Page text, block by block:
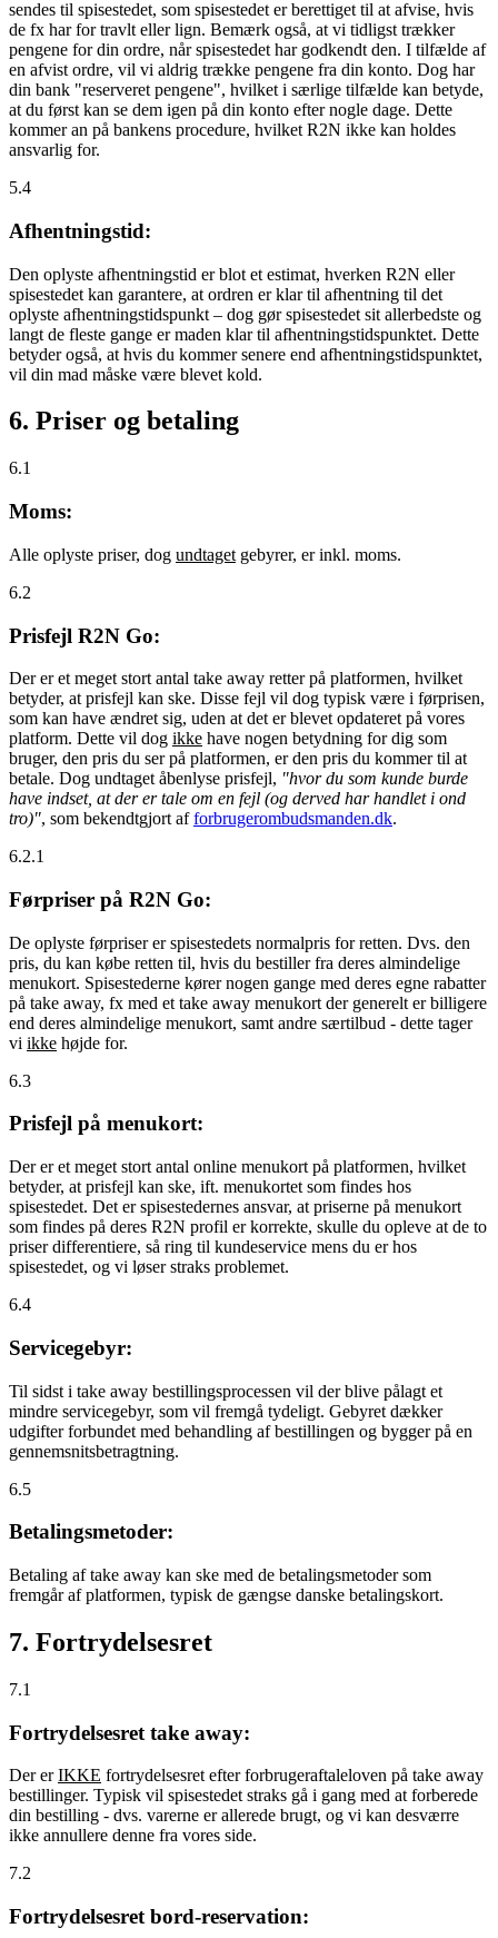
sendes til spisestedet, som spisestedet er berettiget til at afvise, hvis
de fx har for travlt eller lign. Bemærk også, at vi tidligst trækker
pengene for din ordre, når spisestedet har godkendt den. I tilfælde af
en afvist ordre, vil vi aldrig trække pengene fra din konto. Dog har
din bank "reserveret pengene", hvilket i særlige tilfælde kan betyde,
at du først kan se dem igen på din konto efter nogle dage. Dette
kommer an på bankens procedure, hvilket R2N ikke kan holdes
ansvarlig for.
5.4
Afhentningstid:
Den oplyste afhentningstid er blot et estimat, hverken R2N eller
spisestedet kan garantere, at ordren er klar til afhentning til det
oplyste afhentningstidspunkt – dog gør spisestedet sit allerbedste og
langt de fleste gange er maden klar til afhentningstidspunktet. Dette
betyder også, at hvis du kommer senere end afhentningstidspunktet,
vil din mad måske være blevet kold.
6. Priser og betaling
6.1
Moms:
Alle oplyste priser, dog undtaget gebyrer, er inkl. moms.
6.2
Prisfejl R2N Go:
Der er et meget stort antal take away retter på platformen, hvilket
betyder, at prisfejl kan ske. Disse fejl vil dog typisk være i førprisen,
som kan have ændret sig, uden at det er blevet opdateret på vores
platform. Dette vil dog ikke have nogen betydning for dig som
bruger, den pris du ser på platformen, er den pris du kommer til at
betale. Dog undtaget åbenlyse prisfejl, "hvor du som kunde burde
have indset, at der er tale om en fejl (og derved har handlet i ond
tro)", som bekendtgjort afforbrugerombudsmanden.dk.
6.2.1
Førpriser på R2N Go:
De oplyste førpriser er spisestedets normalpris for retten. Dvs. den
pris, du kan købe retten til, hvis du bestiller fra deres almindelige
menukort. Spisestederne kører nogen gange med deres egne rabatter
på take away, fx med et take away menukort der generelt er billigere
end deres almindelige menukort, samt andre særtilbud - dette tager
vi ikke højde for.
6.3
Prisfejl på menukort:
Der er et meget stort antal online menukort på platformen, hvilket
betyder, at prisfejl kan ske, ift. menukortet som findes hos
spisestedet. Det er spisestedernes ansvar, at priserne på menukort
som findes på deres R2N profil er korrekte, skulle du opleve at de to
priser differentiere, så ring til kundeservice mens du er hos
spisestedet, og vi løser straks problemet.
6.4
Servicegebyr:
Til sidst i take away bestillingsprocessen vil der blive pålagt et
mindre servicegebyr, som vil fremgå tydeligt. Gebyret dækker
udgifter forbundet med behandling af bestillingen og bygger på en
gennemsnitsbetragtning.
6.5
Betalingsmetoder:
Betaling af take away kan ske med de betalingsmetoder som
fremgår af platformen, typisk de gængse danske betalingskort.
7. Fortrydelsesret
7.1
Fortrydelsesret take away:
Der erIKKE fortrydelsesret efter forbrugeraftaleloven på take away
bestillinger. Typisk vil spisestedet straks gå i gang med at forberede
din bestilling - dvs. varerne er allerede brugt, og vi kan desværre
ikke annullere denne fra vores side.
7.2
Fortrydelsesret bord-reservation: